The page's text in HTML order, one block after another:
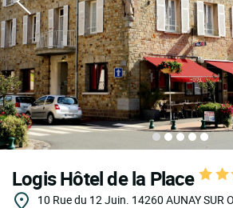
Logis Hôtel de la Place
10 Rue du 12 Juin. 14260 AUNAY SUR